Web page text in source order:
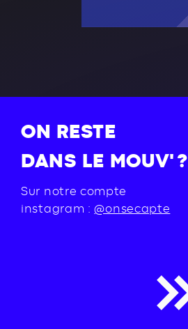
ON RESTE
DANS LE MOUV' ?
Sur notre compte
instagram :@onsecapte